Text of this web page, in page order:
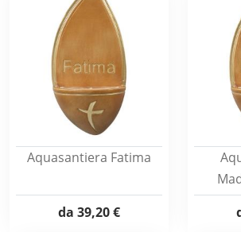
Aquasantiera Fatima
da 39,20 €